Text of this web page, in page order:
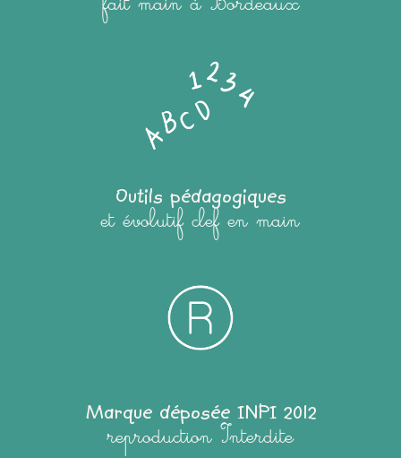
Outils pédagogiques
et évolutif clef en main
Marque déposée INPI 2012
reproduction Interdite